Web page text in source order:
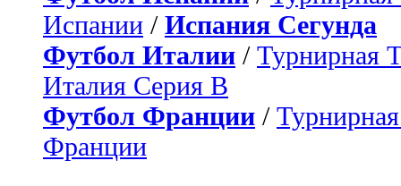
Испании / Испания Сегунда
Футбол Италии / Турнирная
Италия Серия B
Футбол Франции /
Франции